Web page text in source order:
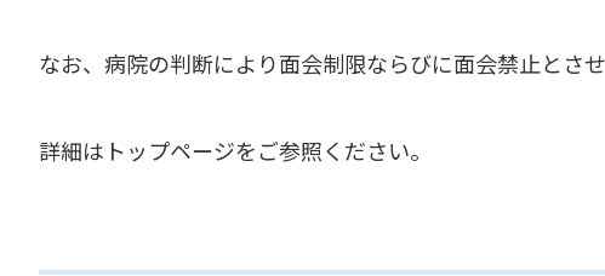
なお、病院の判断により面会制限ならびに面会禁止とさ
詳細はトップページをご参照ください。